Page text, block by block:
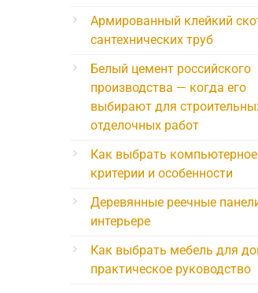
Армированный клейкий
сантехнических труб
Белый цемент российского
производства — когда его
выбирают для
отделочных работ
Как выбрать компьютерное
критерии и особенности
Деревянные реечные
интерьере
Как выбрать мебель для
практическое руководство